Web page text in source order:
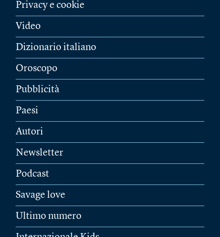
Privacy e cookie
Video
Dizionario italiano
Oroscopo
Pubblicità
Paesi
Autori
Newsletter
Podcast
Savage love
Ultimo numero